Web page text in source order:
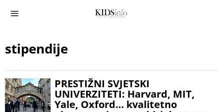
stipendije
PRESTIŽNI SVJETSKI
UNIVERZITETI: Harvard, MIT,
Yale, Oxford… kvalitetno